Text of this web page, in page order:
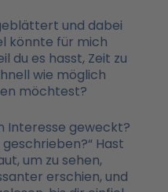
und dabei
könnte für mich
du es hasst, Zeit zu
wie möglich
möchtest?
Interesse geweckt?
Hast
um zu sehen,
erschien, und